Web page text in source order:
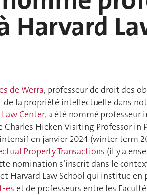
Harvard
de Werra, professeur de droit des
la propriété intellectuelle dans
Center, a été nommé professeur
Hieken Visiting Professor in
en janvier 2024 (winter term
Property Transactions (il y a
nomination s’inscrit dans le
Harvard Law School qui institue en
es et de professeurs entre les